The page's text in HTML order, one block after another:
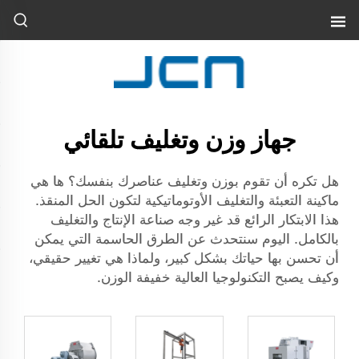
جهاز وزن وتغليف تلقائي
هل تكره أن تقوم بوزن وتغليف عناصرك بنفسك؟ ها هي
ماكينة التعبئة والتغليف الأوتوماتيكية لتكون الحل المنقذ.
هذا الابتكار الرائع قد غير وجه صناعة الإنتاج والتغليف
بالكامل. اليوم سنتحدث عن الطرق الحاسمة التي يمكن
أن تحسن بها حياتك بشكل كبير، ولماذا هي تغيير حقيقي،
وكيف يصبح التكنولوجيا العالية خفيفة الوزن.